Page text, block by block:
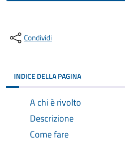
Condividi
INDICE DELLA PAGINA
A chi è rivolto
Descrizione
Come fare